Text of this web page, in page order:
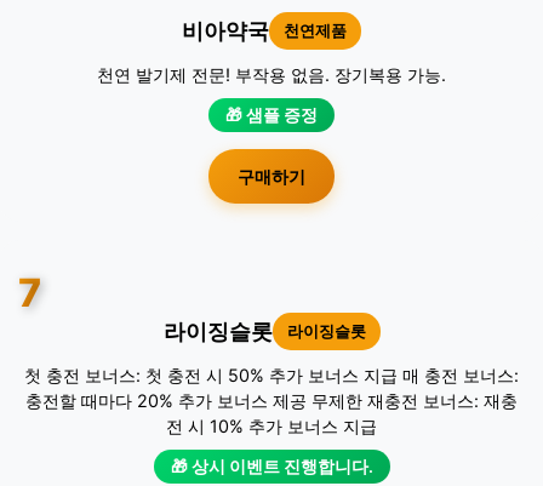
비아약국 천연제품
천연 발기제 전문! 부작용 없음. 장기복용 가능.
🎁 샘플 증정
구매하기
7
라이징슬롯 라이징슬롯
첫 충전 보너스: 첫 충전 시 50% 추가 보너스 지급 매 충전 보너스:
충전할 때마다 20% 추가 보너스 제공 무제한 재충전 보너스: 재충
전 시 10% 추가 보너스 지급
🎁 상시 이벤트 진행합니다.